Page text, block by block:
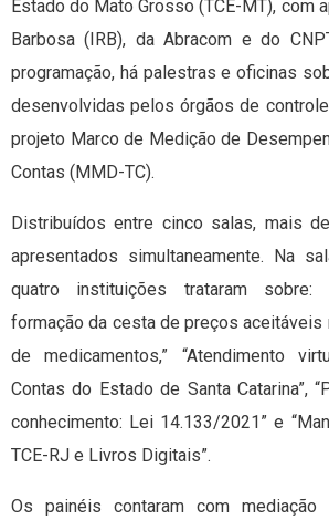
Estado do Mato Grosso (TCE-MT), com
Barbosa (IRB), da Abracom e do
programação, há palestras e oficinas
desenvolvidas pelos órgãos de
projeto Marco de Medição de
Contas (MMD-TC).
Distribuídos entre cinco salas, mais
apresentados simultaneamente. Na
quatro instituições trataram sobre:
formação da cesta de preços aceitáveis
de medicamentos,” “Atendimento
Contas do Estado de Santa Catarina”,
conhecimento: Lei 14.133/2021” e
TCE-RJ e Livros Digitais”.
Os painéis contaram com